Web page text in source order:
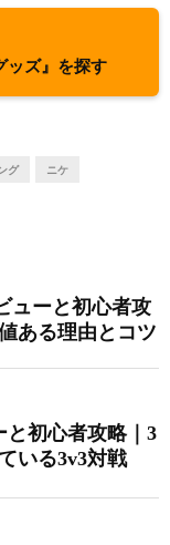
ッズ』を探す
グ ニケ
ューと初心者攻
ある理由とコツ
初心者攻略｜3
いる3v3対戦